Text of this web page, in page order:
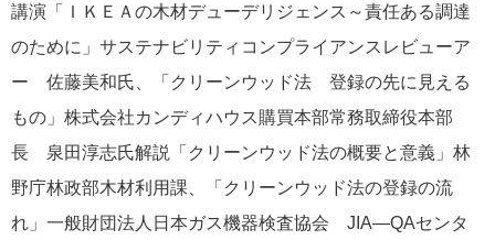
講演「ＩＫＥＡの木材デューデリジェンス～責任ある調達
のために」サステナビリティコンプライアンスレビューア
ー 佐藤美和氏、「クリーンウッド法 登録の先に見える
もの」株式会社カンディハウス購買本部常務取締役本部
長 泉田淳志氏解説「クリーンウッド法の概要と意義」林
野庁林政部木材利用課、「クリーンウッド法の登録の流
れ」一般財団法人日本ガス機器検査協会 JIA―QAセンタ